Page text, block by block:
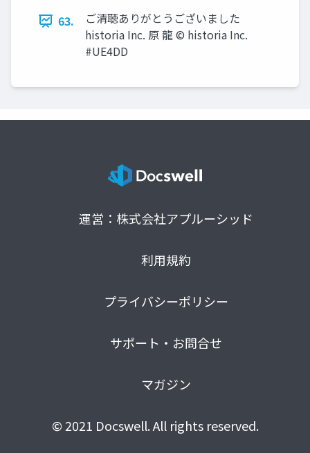
63.
ご清聴ありがとうございました
historia Inc. 原 龍 © historia Inc.
#UE4DD
運営：株式会社アプルーシッド
利用規約
プライバシーポリシー
サポート・お問合せ
マガジン
© 2021 Docswell. All rights reserved.